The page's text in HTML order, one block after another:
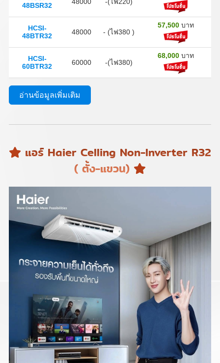
48BSR32
HCSI-
48BTR32
48000 - (ไฟ380 )
57,500บาท
HCSI-
60BTR32
60000 -(ไฟ380)
68,000บาท
อ่านข้อมูลเพิ่มเติม
แอร์ Haier Celling Non-Inverter R32
( ตั้ง-แขวน)